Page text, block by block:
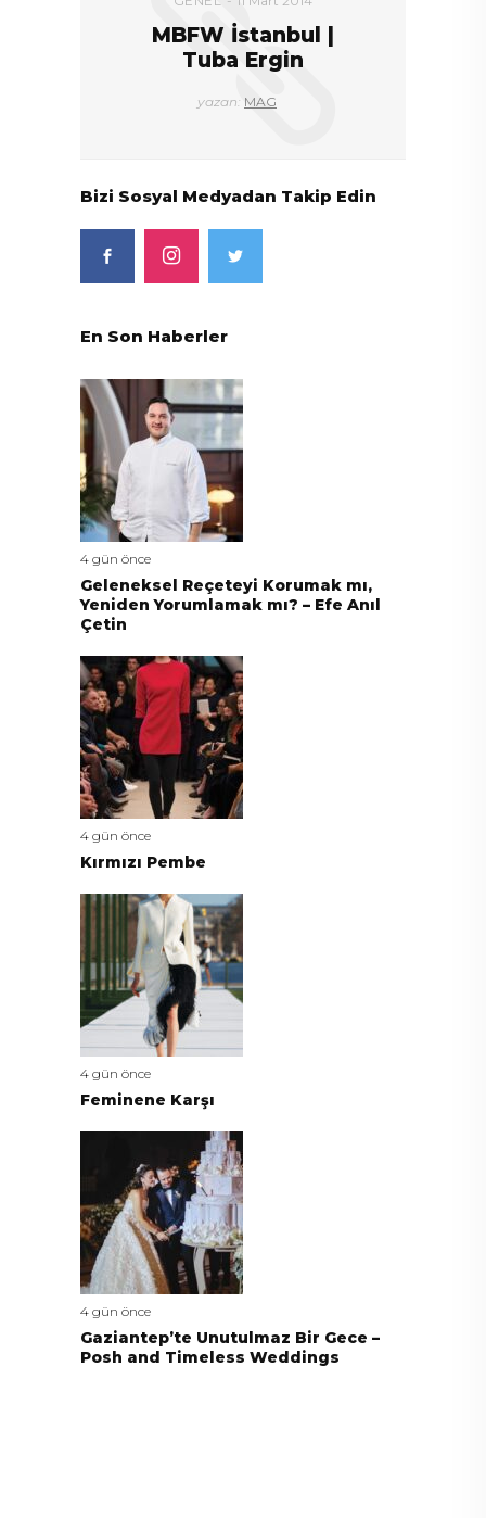
MBFW İstanbul |
Tuba Ergin
yazan: MAG
Bizi Sosyal Medyadan Takip Edin
En Son Haberler
4 gün önce
Geleneksel Reçeteyi Korumak mı,
Yeniden Yorumlamak mı? – Efe Anıl
Çetin
4 gün önce
Kırmızı Pembe
4 gün önce
Feminene Karşı
4 gün önce
Gaziantep’te Unutulmaz Bir Gece –
Posh and Timeless Weddings